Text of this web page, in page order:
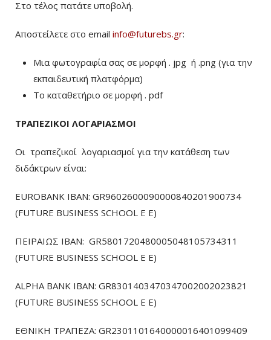
Στο τέλος πατάτε υποβολή.
Αποστείλετε στο email info@futurebs.gr:
Μια φωτογραφία σας σε μορφή . jpg ή .png (για την
εκπαιδευτική πλατφόρμα)
To καταθετήριο σε μορφή . pdf
ΤΡΑΠΕΖΙΚΟΙ ΛΟΓΑΡΙΑΣΜΟΙ
Οι τραπεζικοί λογαριασμοί για την κατάθεση των
διδάκτρων είναι:
EUROBANK IBAN: GR9602600090000840201900734
(FUTURE BUSINESS SCHOOL E E)
ΠΕΙΡΑΙΩΣ ΙΒΑΝ: GR5801720480005048105734311
(FUTURE BUSINESS SCHOOL E E)
ALPHA BANK IBAN: GR8301403470347002002023821
(FUTURE BUSINESS SCHOOL E E)
ΕΘΝΙΚΗ ΤΡΑΠΕΖΑ: GR2301101640000016401099409